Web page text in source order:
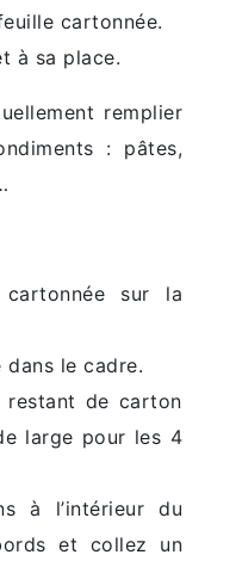
cartonnée.
à sa place.
remplier
: pâtes,
sur la
dans le cadre.
restant de carton
large pour les 4
à l’intérieur du
et collez un